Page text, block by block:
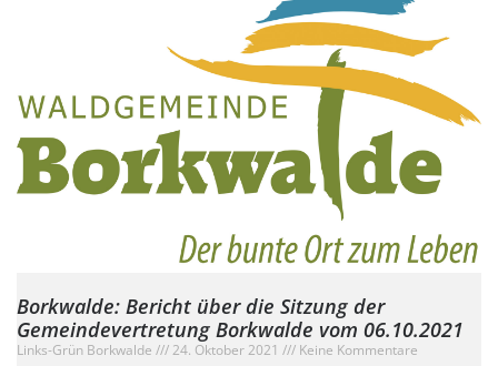
Borkwalde: Bericht über die Sitzung der
Gemeindevertretung Borkwalde vom 06.10.2021
Links-Grün Borkwalde 24. Oktober 2021
Keine Kommentare